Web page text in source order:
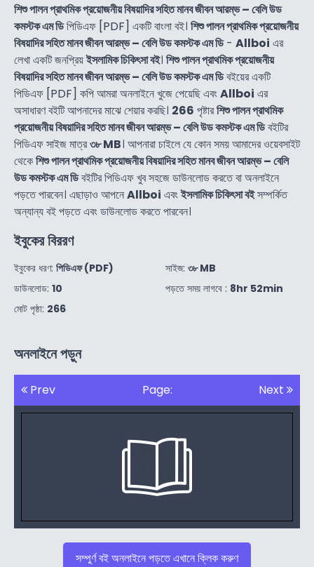
শিশু পালন প্রাথমিক প্রয়োজনীয় বিষয়াদির সহিত মানব জীবন আরম্ভ – বেলি উড
কমস্টক এম ডিপিডিএফ [PDF] একটি বাংলা বই। শিশু পালন প্রাথমিক প্রয়োজনীয়
বিষয়াদির সহিত মানব জীবন আরম্ভ – বেলি উড কমস্টক এম ডি- Allboi এর
লেখা একটি জনপ্রিয়ইসলামিক চিকিৎসা বই। শিশু পালন প্রাথমিক প্রয়োজনীয়
বিষয়াদির সহিত মানব জীবন আরম্ভ – বেলি উড কমস্টক এম ডিবইয়ের একটি
পিডিএফ [PDF] কপি আমরা অনলাইনে খুজে পেয়েছি এবংAllboi এর
অসাধারণ বইটি আপনাদের মাঝে শেয়ার করছি। 266 পৃষ্টারশিশু পালন প্রাথমিক
প্রয়োজনীয় বিষয়াদির সহিত মানব জীবন আরম্ভ – বেলি উড কমস্টক এম ডিবইটির
পিডিএফ সাইজ মাত্র৩৮ MB। আপনারা চাইলে যে কোন সময় আমাদের ওয়েবসাইট
থেকেশিশু পালন প্রাথমিক প্রয়োজনীয় বিষয়াদির সহিত মানব জীবন আরম্ভ – বেলি
উড কমস্টক এম ডিবইটির পিডিএফ খুব সহজে ডাউনলোড করতে বা অনলাইনে
পড়তে পারবেন। এছাড়াও আপনেAllboi এবংইসলামিক চিকিৎসা বইসম্পর্কিত
অন্যান্য বই পড়তে এবং ডাউনলোড করতে পারবেন।
ইবুকের বিররণ
ইবুকের ধরণ: পিডিএফ (PDF)
ডাউনলোড: 10
মোট পৃষ্ঠা: 266
সাইজ: ৩৮ MB
পড়তে সময় লাগবে : 8hr 52min
অনলাইনে পড়ুন
Prev Page: Next
সম্পুর্ণ বই অনলাইনে পড়তে এখানে ক্লিক করুণ